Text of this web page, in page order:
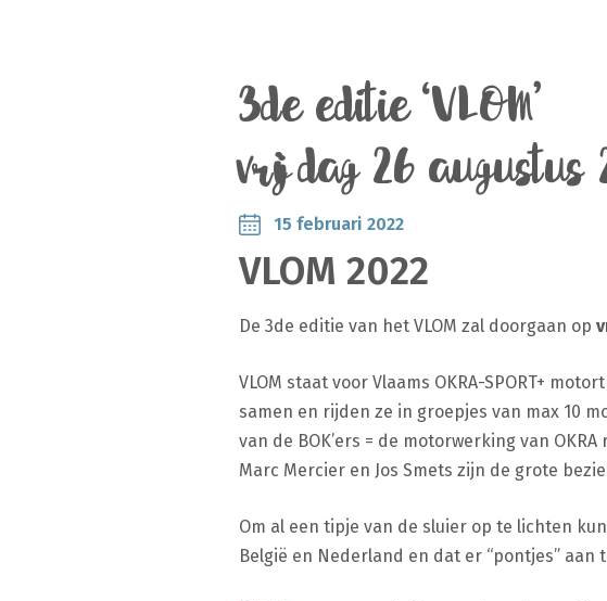
3de editie ‘VLOM’
vrijdag 26 augustus
15 februari 2022
VLOM 2022
De 3de editie van het VLOM zal doorgaan op
VLOM staat voor Vlaams OKRA-SPORT+
samen en rijden ze in groepjes van max 10
van de BOK’ers = de motorwerking van OKRA
Marc Mercier en Jos Smets zijn de grote
Om al een tipje van de sluier op te lichten
België en Nederland en dat er “pontjes”